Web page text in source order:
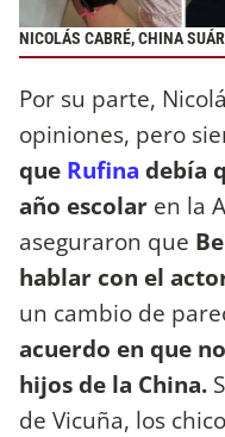
NICOLÁS CABRÉ, CHINA
Por su parte,
opiniones, pero
que Rufina debía
año escolar en la
aseguraron que
hablar con el
un cambio de
acuerdo en que
hijos de la China.
de Vicuña, los